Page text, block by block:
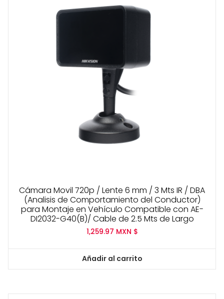
Cámara Movil 720p / Lente 6 mm / 3 Mts IR / DBA
(Analisis de Comportamiento del Conductor)
para Montaje en Vehículo Compatible con AE-
DI2032-G40(B)/ Cable de 2.5 Mts de Largo
1,259.97 MXN $
Añadir al carrito